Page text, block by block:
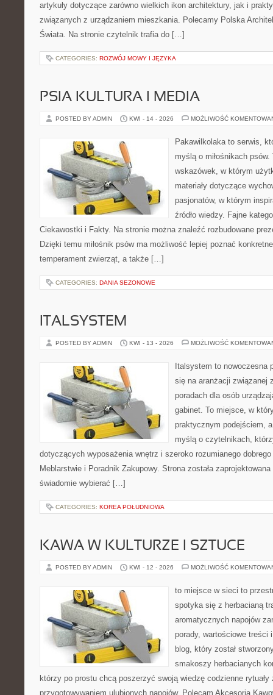
artykuły dotyczące zarówno wielkich ikon architektury, jak i
związanych z urządzaniem mieszkania. Polecamy Polska
Świata. Na stronie czytelnik trafia do […]
CATEGORIES: ROZWÓJ MOWY I JĘZYKA
PSIA KULTURA I MEDIA
POSTED BY ADMIN KWI - 14 - 2026 MOŻLIWOŚĆ
Pakawilkolaka to serwis,
myślą o miłośnikach
wskazówek, w którym
materiały dotyczące
pasjonatów, w którym
źródło wiedzy. Fajne
Ciekawostki i Fakty. Na stronie można znaleźć rozbudowane
Dzięki temu miłośnik psów ma możliwość lepiej poznać
temperament zwierząt, a także […]
CATEGORIES: DANIA SEZONOWE
ITALSYSTEM
POSTED BY ADMIN KWI - 13 - 2026 MOŻLIWOŚĆ
Italsystem to nowoczesna
się na aranżacji związanej
poradach dla osób
gabinet. To miejsce, w
praktycznym podejściem,
myślą o czytelnikach,
dotyczących wyposażenia wnętrz i szeroko rozumianego
Meblarstwie i Poradnik Zakupowy. Strona została
świadomie wybierać […]
CATEGORIES: KOREA POŁUDNIOWA
KAWA W KULTURZE I SZTUCE
POSTED BY ADMIN KWI - 12 - 2026 MOŻLIWOŚĆ
to miejsce w sieci to
spotyka się z herbacianą
aromatycznych napojów
porady, wartościowe treści
blog, który został
smakoszy herbacianych
którzy po prostu chcą poszerzyć swoją wiedzę codzienne rytuały
przygotowywaniem ulubionych napojów. Polecam Akcesoria